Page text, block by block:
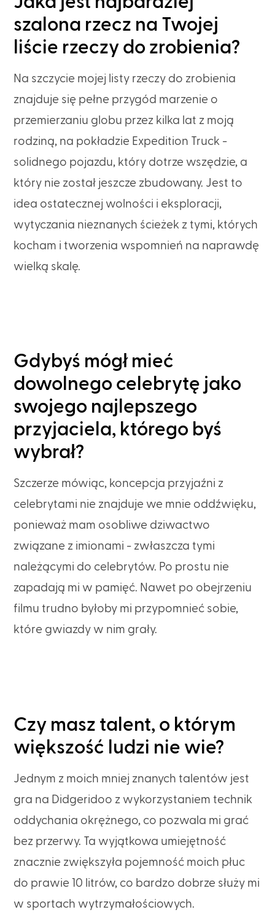
szalona rzecz na Twojej
liście rzeczy do zrobienia?
Na szczycie mojej listy rzeczy do zrobienia
znajduje się pełne przygód marzenie o
przemierzaniu globu przez kilka lat z moją
rodziną, na pokładzie Expedition Truck -
solidnego pojazdu, który dotrze wszędzie, a
który nie został jeszcze zbudowany. Jest to
idea ostatecznej wolności i eksploracji,
wytyczania nieznanych ścieżek z tymi, których
kocham i tworzenia wspomnień na naprawdę
wielką skalę.
Gdybyś mógł mieć
dowolnego celebrytę jako
swojego najlepszego
przyjaciela, którego byś
wybrał?
Szczerze mówiąc, koncepcja przyjaźni z
celebrytami nie znajduje we mnie oddźwięku,
ponieważ mam osobliwe dziwactwo
związane z imionami - zwłaszcza tymi
należącymi do celebrytów. Po prostu nie
zapadają mi w pamięć. Nawet po obejrzeniu
filmu trudno byłoby mi przypomnieć sobie,
które gwiazdy w nim grały.
Czy masz talent, o którym
większość ludzi nie wie?
Jednym z moich mniej znanych talentów jest
gra na Didgeridoo z wykorzystaniem technik
oddychania okrężnego, co pozwala mi grać
bez przerwy. Ta wyjątkowa umiejętność
znacznie zwiększyła pojemność moich płuc
do prawie 10 litrów, co bardzo dobrze służy mi
w sportach wytrzymałościowych.